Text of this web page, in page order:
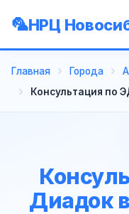
НРЦ
Главная Города
Консультация по
Диадок